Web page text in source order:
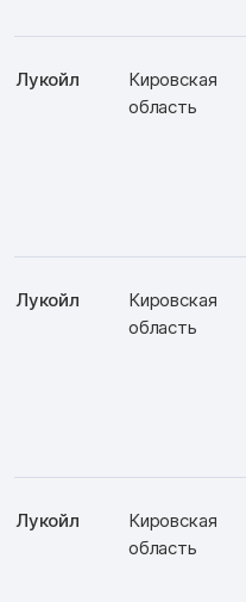
Лукойл
Кировская
область
Лукойл
Кировская
область
Лукойл
Кировская
область